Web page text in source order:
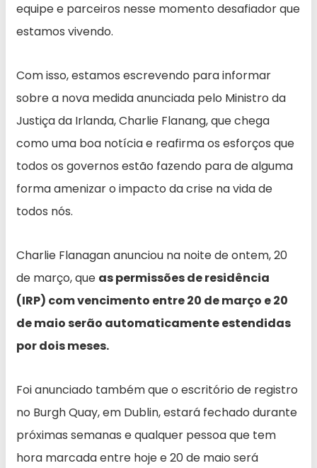
equipe e parceiros nesse momento desafiador que
estamos vivendo.
Com isso, estamos escrevendo para informar
sobre a nova medida anunciada pelo Ministro da
Justiça da Irlanda, Charlie Flanang, que chega
como uma boa notícia e reafirma os esforços que
todos os governos estão fazendo para de alguma
forma amenizar o impacto da crise na vida de
todos nós.
Charlie Flanagan anunciou na noite de ontem, 20
de março, que as permissões de residência
(IRP) com vencimento entre 20 de março e 20
de maio serão automaticamente estendidas
por dois meses.
Foi anunciado também que o escritório de registro
no Burgh Quay, em Dublin, estará fechado durante
próximas semanas e qualquer pessoa que tem
hora marcada entre hoje e 20 de maio será